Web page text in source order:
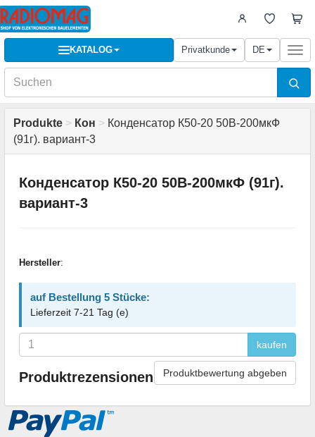
KATALOG Privatkunde DE
Produkte > Кон > Конденсатор К50-20 50В-200мкФ
(91г). вариант-3
Конденсатор К50-20 50В-200мкФ (91г).
вариант-3
Hersteller:
auf Bestellung 5 Stücke:
Lieferzeit 7-21 Tag (e)
kaufen
Produktrezensionen Produktbewertung abgeben